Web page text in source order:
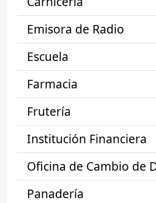
Emisora de Radio
Escuela
Farmacia
Frutería
Institución Financiera
Oficina de Cambio de
Panadería